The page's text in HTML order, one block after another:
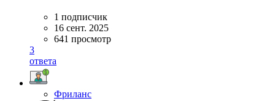
1 подписчик
16 сент. 2025
641 просмотр
3
ответа
Фриланс